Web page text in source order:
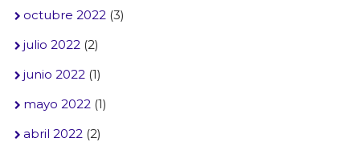
octubre 2022 (3)
julio 2022 (2)
junio 2022 (1)
mayo 2022 (1)
abril 2022 (2)